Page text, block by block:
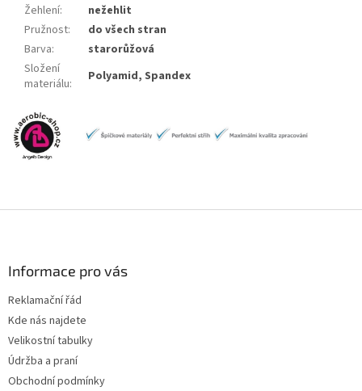
Žehlení:
nežehlit
Pružnost:
do všech stran
Barva:
starorůžová
Složení
materiálu: Polyamid, Spandex
Informace pro vás
Reklamační řád
Kde nás najdete
Velikostní tabulky
Údržba a praní
Obchodní podmínky